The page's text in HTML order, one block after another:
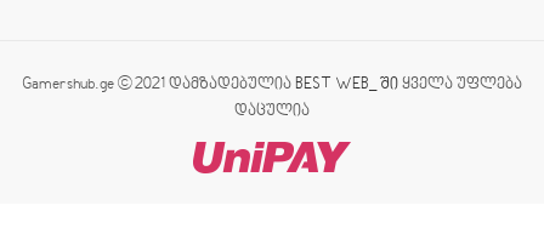
Gamershub.ge © 2021 დამზადებულია BEST WEB_ ში ყველა უფლება
დაცულია